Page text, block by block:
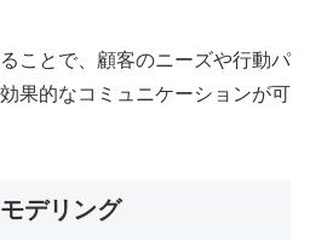
ことで、顧客のニーズや行動パ
果的なコミュニケーションが可
デリング